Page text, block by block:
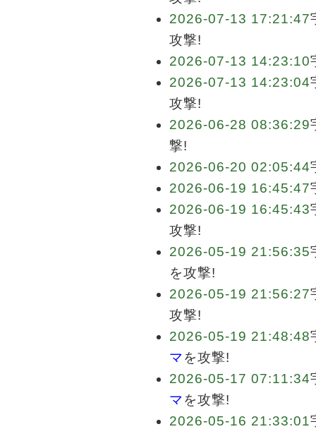
2026-07-13 17:21:47
攻撃!
2026-07-13 14:23:10
2026-07-13 14:23:04
攻撃!
2026-06-28 08:36:29
撃!
2026-06-20 02:05:44
2026-06-19 16:45:47
2026-06-19 16:45:43
攻撃!
2026-05-19 21:56:35
を攻撃!
2026-05-19 21:56:27
攻撃!
2026-05-19 21:48:48
マを攻撃!
2026-05-17 07:11:34
マを攻撃!
2026-05-16 21:33:01